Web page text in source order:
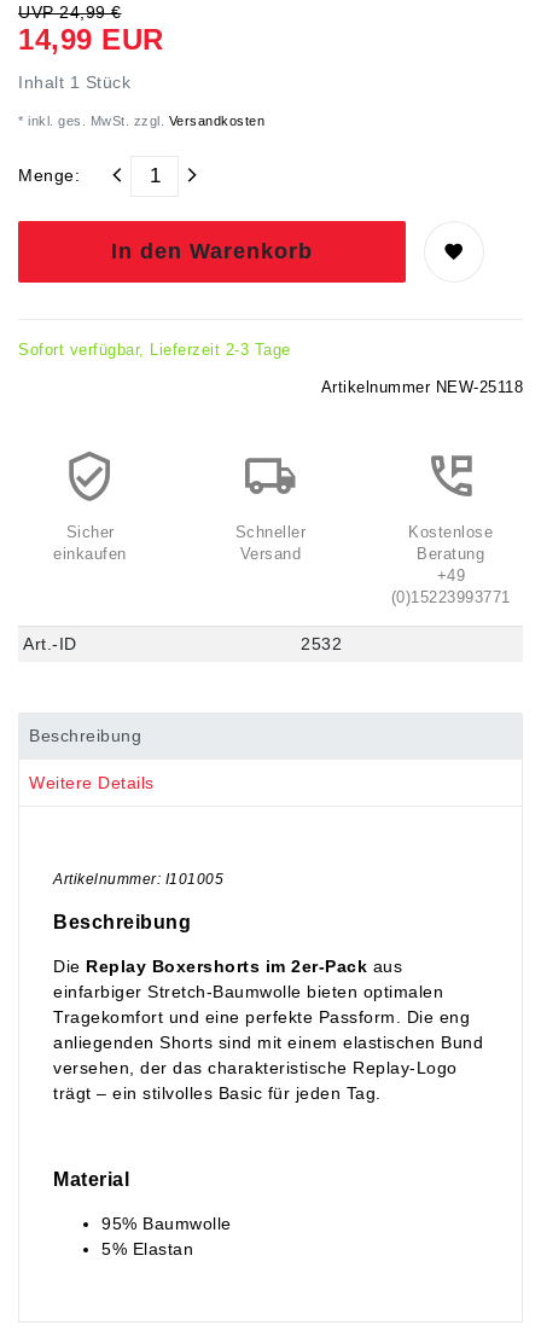
UVP 24,99 €
14,99 EUR
Inhalt 1 Stück
* inkl. ges. MwSt. zzgl. Versandkosten
Menge:
In den Warenkorb
Sofort verfügbar, Lieferzeit 2-3 Tage
Artikelnummer NEW-25118
Sicher
einkaufen
Schneller
Versand
Kostenlose
Beratung
+49
(0)15223993771
Art.-ID 2532
Beschreibung
Weitere Details
Artikelnummer: I101005
Beschreibung
Die Replay Boxershorts im 2er-Pack aus
einfarbiger Stretch-Baumwolle bieten optimalen
Tragekomfort und eine perfekte Passform. Die eng
anliegenden Shorts sind mit einem elastischen Bund
versehen, der das charakteristische Replay-Logo
trägt – ein stilvolles Basic für jeden Tag.
Material
95% Baumwolle
5% Elastan